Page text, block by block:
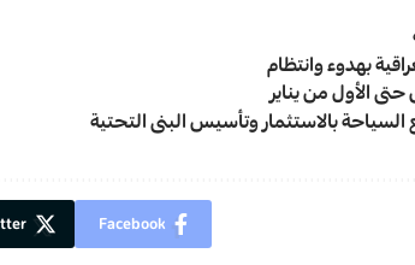
بهدوء وانتظام
الأول من يناير
بالاستثمار وتأسيس البنى التحتية
Facebook